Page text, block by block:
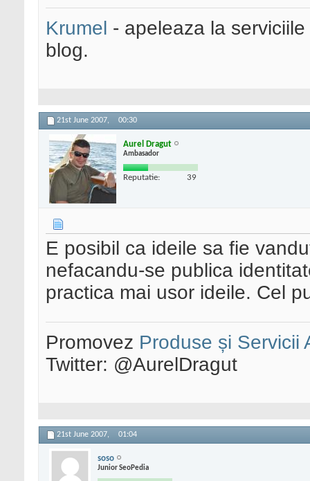
Krumel - apeleaza la
blog.
21st June 2007, 00:30
Aurel Dragut
Ambasador
Reputatie: 39
E posibil ca ideile sa fie
nefacandu-se publica
practica mai usor ideile. Cel
Promovez Produse și Servicii
Twitter: @AurelDragut
21st June 2007, 01:04
soso
Junior SeoPedia